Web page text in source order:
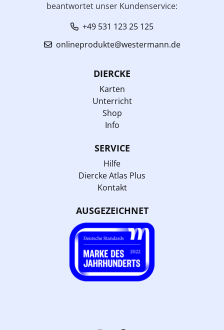
beantwortet unser Kundenservice:
+49 531 123 25 125
onlineprodukte@westermann.de
DIERCKE
Karten
Unterricht
Shop
Info
SERVICE
Hilfe
Diercke Atlas Plus
Kontakt
AUSGEZEICHNET